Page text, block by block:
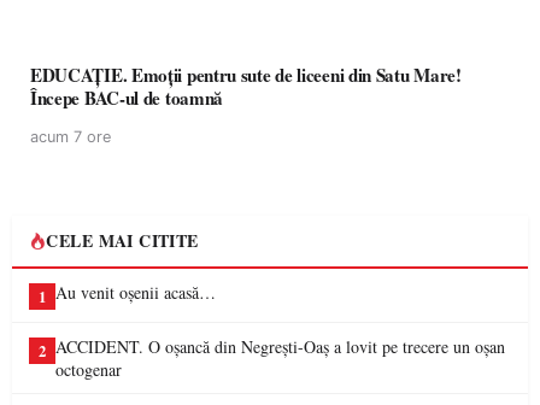
EDUCAȚIE. Emoții pentru sute de liceeni din Satu Mare!
Începe BAC-ul de toamnă
acum 7 ore
CELE MAI CITITE
1 Au venit oșenii acasă…
2 ACCIDENT. O oșancă din Negrești-Oaș a lovit pe trecere un oșan
octogenar